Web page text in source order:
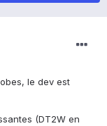
le dev est
(DT2W en